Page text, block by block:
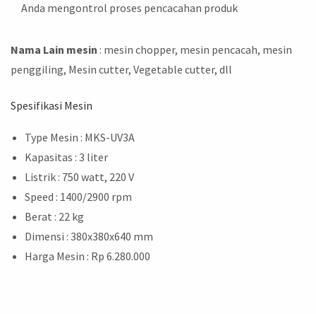
Anda mengontrol proses pencacahan produk
Nama Lain mesin : mesin chopper, mesin pencacah, mesin
penggiling, Mesin cutter, Vegetable cutter, dll
Spesifikasi Mesin
Type Mesin : MKS-UV3A
Kapasitas : 3 liter
Listrik : 750 watt, 220 V
Speed : 1400/2900 rpm
Berat : 22 kg
Dimensi : 380x380x640 mm
Harga Mesin : Rp 6.280.000